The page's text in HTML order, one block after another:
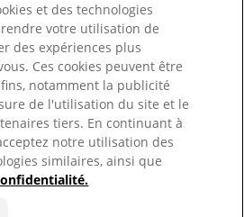
Republika
Saudi Arabia (العربية)
et des technologies
votre utilisation de
des expériences plus
Ces cookies peuvent être
notamment la publicité
de l'utilisation du site et le
tiers. En continuant à
notre utilisation des
similaires, ainsi que